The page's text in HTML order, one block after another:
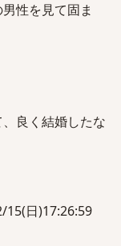
性を見て固ま
良く結婚したな
15(日)17:26:59